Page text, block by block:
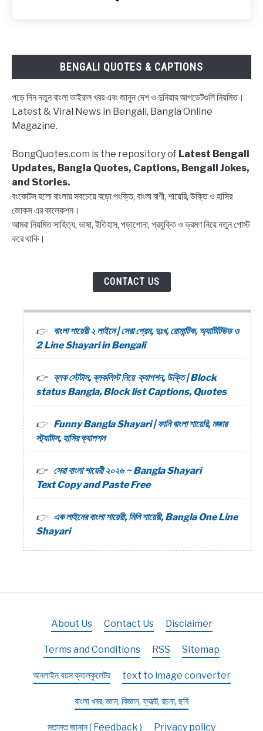
Bangla,
Block
list
Quotes
BENGALI QUOTES & CAPTIONS
পড়ে নিন নতুন বাংলা ভাইরাল খবর এবং জানুন দেশ ও দুনিয়ার আপডেটগুলি নিয়মিত।
Latest & Viral News in Bengali, Bangla Online
Magazine.
BongQuotes.com is the repository of Latest Bengali
Updates, Bangla Quotes, Captions, Bengali Jokes,
and Stories.
বংকোটস হলো বাংলায় সবচেয়ে বড়ো পংক্তি, বাংলা বাণী, শায়েরি, উক্তি ও হাসির
জোকস এর কালেকশন।
আমরা নিয়মিত সাহিত্য, ভাষা, ইতিহাস, পড়াশোনা, প্রযুক্তি ও ভ্রমণ নিয়ে নতুন পোস্ট
করে থাকি।
CONTACT US
বাংলা শায়েরী ২ লাইনে | সেরা প্রেম, দুঃখ, রোমান্টিক, অ্যাটিটিউড ও
2 Line Shayari in Bengali
ব্লক স্টেটাস, ব্লকলিস্ট নিয়ে ক্যাপশন, উক্তি | Block
status Bangla, Block list Captions, Quotes
Funny Bangla Shayari | ফানি বাংলা শায়েরি, মজার
স্ট্যাটাস, হাসির ক্যাপশন
সেরা বাংলা শায়েরী ২০২৬ ~ Bangla Shayari
Text Copy and Paste Free
এক লাইনের বাংলা শায়েরী, মিনি শায়েরী, Bangla One Line
Shayari
About Us Contact Us Disclaimer
Terms and Conditions RSS Sitemap
অনলাইন বয়স ক্যালকুলেটর text to image converter
বাংলা খবর, জ্ঞান, বিজ্ঞান, ফ্যাক্ট, রচনা, ছবি
মতামত জানান ( Feedback ) Privacy policy